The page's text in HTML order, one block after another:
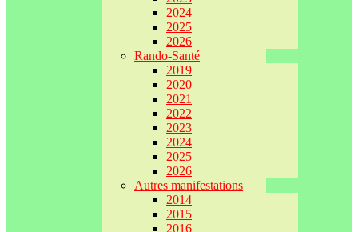
2024
2025
2026
Rando-Santé
2019
2020
2021
2022
2023
2024
2025
2026
Autres manifestations
2014
2015
2016